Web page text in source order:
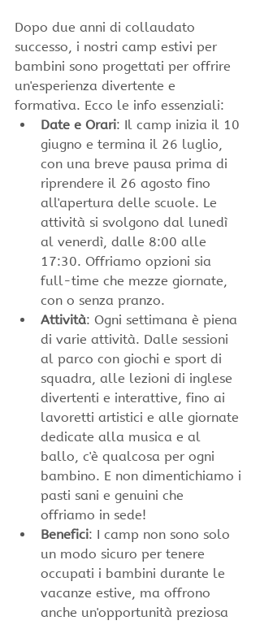
Dopo due anni di collaudato
successo, i nostri camp estivi per
bambini sono progettati per offrire
un'esperienza divertente e
formativa. Ecco le info essenziali:
Date e Orari: Il camp inizia il 10
giugno e termina il 26 luglio,
con una breve pausa prima di
riprendere il 26 agosto fino
all'apertura delle scuole. Le
attività si svolgono dal lunedì
al venerdì, dalle 8:00 alle
17:30. Offriamo opzioni sia
full-time che mezze giornate,
con o senza pranzo.
Attività: Ogni settimana è piena
di varie attività. Dalle sessioni
al parco con giochi e sport di
squadra, alle lezioni di inglese
divertenti e interattive, fino ai
lavoretti artistici e alle giornate
dedicate alla musica e al
ballo, c'è qualcosa per ogni
bambino. E non dimentichiamo i
pasti sani e genuini che
offriamo in sede!
Benefici: I camp non sono solo
un modo sicuro per tenere
occupati i bambini durante le
vacanze estive, ma offrono
anche un'opportunità preziosa